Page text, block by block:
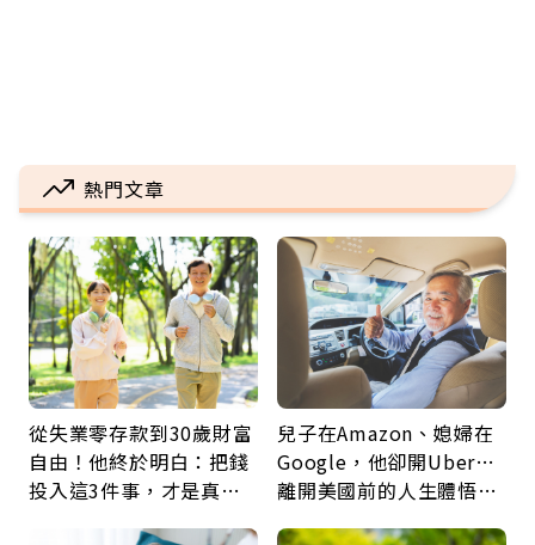
熱門文章
從失業零存款到30歲財富
自由！他終於明白：把錢
投入這3件事，才是真正
兒子在Amazon、媳婦在
Google，他卻開Uber…
離開美國前的人生體悟：